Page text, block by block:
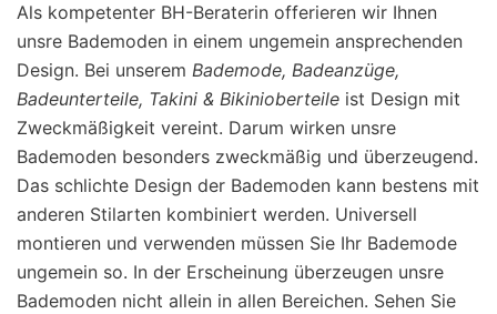
Als kompetenter BH-Beraterin offerieren wir Ihnen
unsre Bademoden in einem ungemein ansprechenden
Design. Bei unserem Bademode, Badeanzüge,
Badeunterteile, Takini & Bikinioberteile ist Design mit
Zweckmäßigkeit vereint. Darum wirken unsre
Bademoden besonders zweckmäßig und überzeugend.
Das schlichte Design der Bademoden kann bestens mit
anderen Stilarten kombiniert werden. Universell
montieren und verwenden müssen Sie Ihr Bademode
ungemein so. In der Erscheinung überzeugen unsre
Bademoden nicht allein in allen Bereichen. Sehen Sie